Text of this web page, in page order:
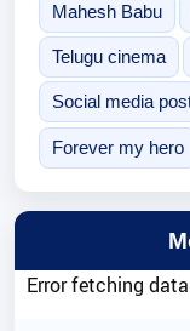
Mahesh Babu
Telugu cinema
Social media
Forever my hero
Error fetching